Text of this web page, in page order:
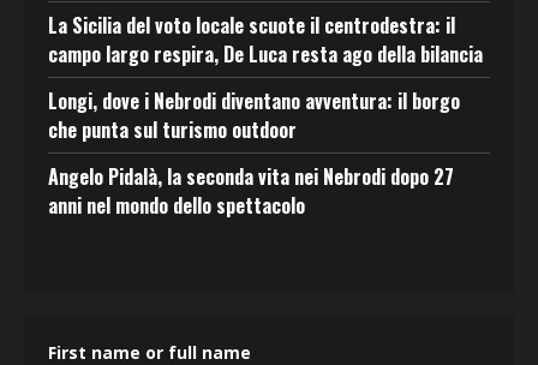
La Sicilia del voto locale scuote il centrodestra: il
campo largo respira, De Luca resta ago della bilancia
Longi, dove i Nebrodi diventano avventura: il borgo
che punta sul turismo outdoor
Angelo Pidalà, la seconda vita nei Nebrodi dopo 27
anni nel mondo dello spettacolo
First name or full name